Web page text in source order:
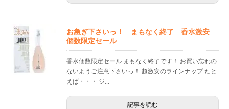
お急ぎ下さいっ！ まもなく終了 香水激安
個数限定セール
香水個数限定セール まもなく終了です！ お買い忘れの
ないようご注意下さいっ！ 超激安のラインナップ たと
えば・・・ ジ...
記事を読む